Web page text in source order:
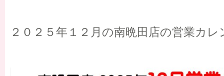
２０２５年１２月の南晩田店の営業カ